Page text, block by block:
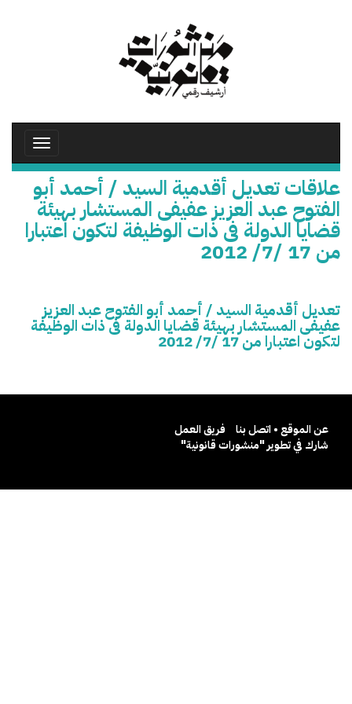
Toggle
علاقات تعديل أقدمية السيد / أحمد أبو
الفتوح عبد العزيز عفيفى المستشار بهيئة
قضايا الدولة فى ذات الوظيفة لتكون اعتبارا
من 17 /7/ 2012
تعديل أقدمية السيد / أحمد أبو الفتوح عبد العزيز
عفيفى المستشار بهيئة قضايا الدولة فى ذات الوظيفة
لتكون اعتبارا من 17 /7/ 2012
عن الموقع • اتصل بنا
فريق العمل
شارك في تطوير "منشورات قانونية"